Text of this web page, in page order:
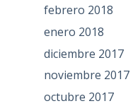
febrero 2018
enero 2018
diciembre 2017
noviembre 2017
octubre 2017